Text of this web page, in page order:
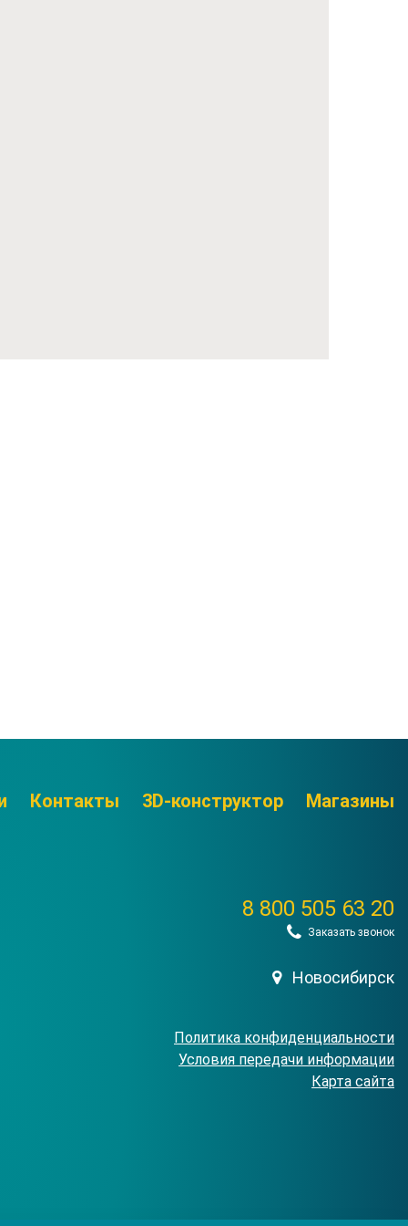
Контакты 3D-конструктор Магазины
8 800 505 63 20
Заказать звонок
Новосибирск
Политика конфиденциальности
Условия передачи информации
Карта сайта